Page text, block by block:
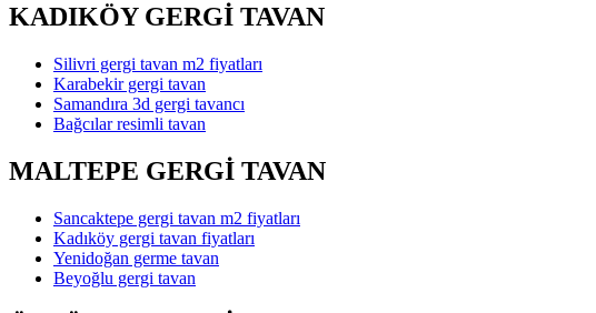
KADIKÖY GERGİ TAVAN
Silivri gergi tavan m2 fiyatları
Karabekir gergi tavan
Samandıra 3d gergi tavancı
Bağcılar resimli tavan
MALTEPE GERGİ TAVAN
Sancaktepe gergi tavan m2 fiyatları
Kadıköy gergi tavan fiyatları
Yenidoğan germe tavan
Beyoğlu gergi tavan